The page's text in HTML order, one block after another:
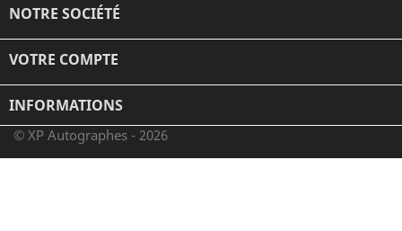
NOTRE SOCIÉTÉ
VOTRE COMPTE
INFORMATIONS
© XP Autographes - 2026